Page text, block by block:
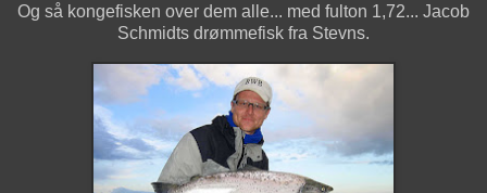
Og så kongefisken over dem alle... med fulton 1,72... Jacob
Schmidts drømmefisk fra Stevns.